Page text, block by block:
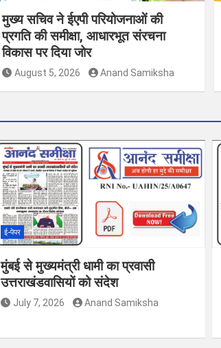
मुख्य सचिव ने ईएपी परियोजनाओं की
प्रगति की समीक्षा, आधारभूत संरचना
विकास पर दिया जोर
August 5, 2026 Anand Samiksha
ई-पेपर
मुंबई से मुख्यमंत्री धामी का प्रवासी
उत्तराखंडवासियों को संदेश
July 7, 2026 Anand Samiksha